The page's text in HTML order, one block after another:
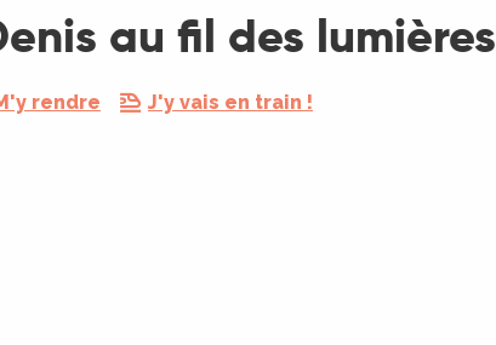
au fil des lumières
rendre J'y vais en train !